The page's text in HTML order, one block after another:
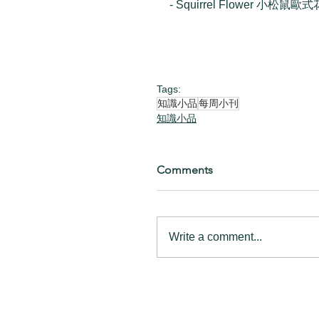
- Squirrel Flower 小松鼠歐式
Tags:
知識小品每周小刊
知識小品
Comments
Write a comment...